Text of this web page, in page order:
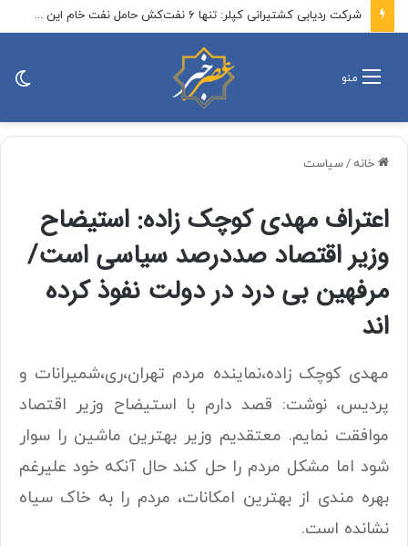
شرکت ردیابی کشتیرانی کپلر: تنها ۶ نفت‌کش حامل نفت خام این هفته از تنگه هرمز خارج شدند / تعداد کل کشتی‌هایی که تاکنون وارد تنگه هرمز شده‌اند به ۲۱ فروند رسیده است که بیشتر آنها از مسیر ایران عبور کرده‌اند
منو
خانه /سیاست
اعتراف مهدی کوچک زاده: استیضاح
وزیر اقتصاد صددرصد سیاسی است/
مرفهین بی درد در دولت نفوذ کرده
اند
مهدی کوچک زاده،نماینده مردم تهران،ری،شمیرانات و
پردیس، نوشت: قصد دارم با استیضاح وزیر اقتصاد
موافقت نمایم. معتقدیم وزیر بهترین ماشین را سوار
شود اما مشکل مردم را حل کند حال آنکه خود علیرغم
بهره مندی از بهترین امکانات، مردم را به خاک سیاه
نشانده است.